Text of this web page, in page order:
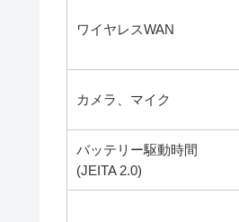
ワイヤレスWAN
カメラ、マイク
バッテリー駆動時間
(JEITA 2.0)